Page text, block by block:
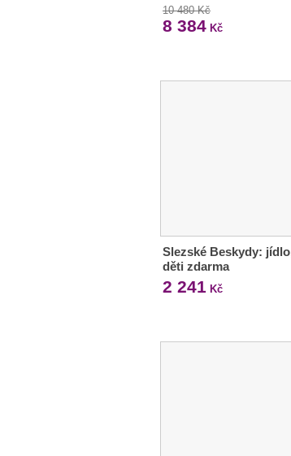
10 480 Kč
8 384 Kč
Slezské Beskydy:
děti zdarma
2 241 Kč